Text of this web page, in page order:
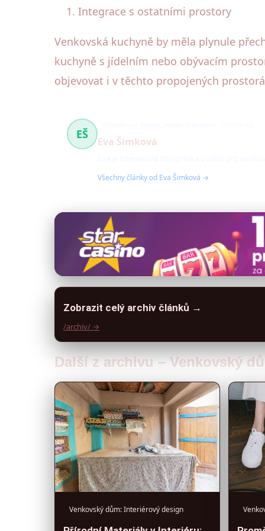
Integrace s ostatními prostory
Venkovská kuchyně by měla plynule
kuchyně s jídelním nebo obývacím
objevovat i v těchto propojených
EŠ
Eva Šimková
Všechny články od Eva Šimková →
Zobrazit celý archiv článků →
/archiv/ →
Další z archivu – Venkovský
Venkovský dům: Interiérový design